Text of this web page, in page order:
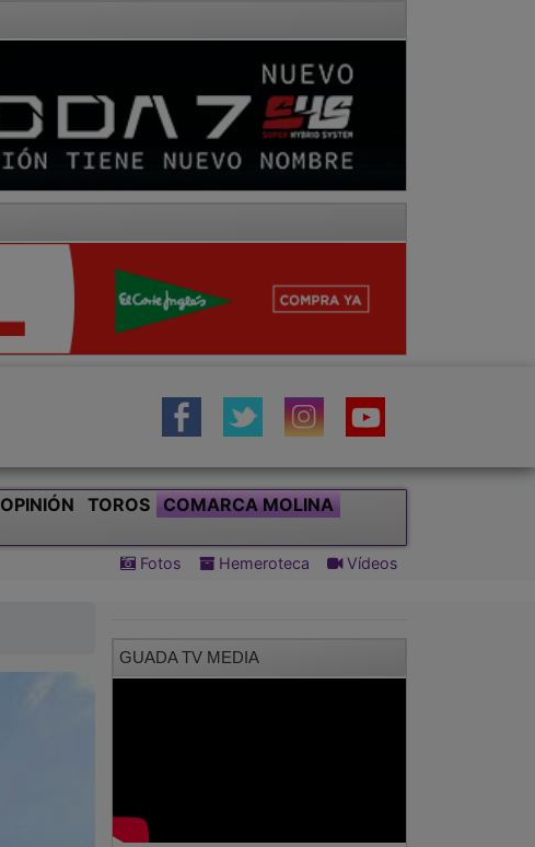
OPINIÓN TOROS COMARCA MOLINA
Fotos Hemeroteca Vídeos
GUADA TV MEDIA